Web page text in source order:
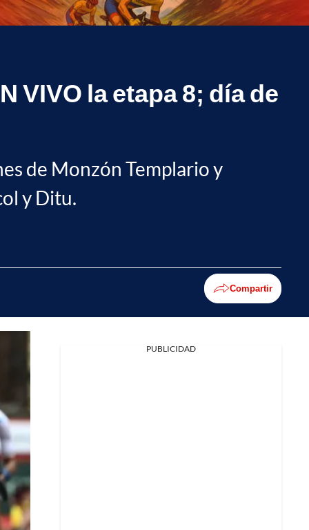
VIVO la etapa 8; día de
de Monzón Templario y
y Ditu.
Compartir
PUBLICIDAD